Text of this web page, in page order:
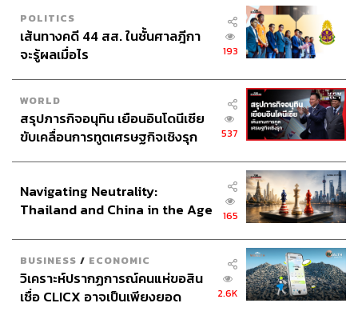
POLITICS
เส้นทางคดี 44 สส. ในชั้นศาลฎีกา
จะรู้ผลเมื่อไร
193
WORLD
สรุปภารกิจอนุทิน เยือนอินโดนีเซีย
ขับเคลื่อนการทูตเศรษฐกิจเชิงรุก
537
Navigating Neutrality:
Thailand and China in the Age
165
BUSINESS / ECONOMIC
วิเคราะห์ปรากฏการณ์คนแห่ขอสิน
เชื่อ CLICX อาจเป็นเพียงยอด
2.6K